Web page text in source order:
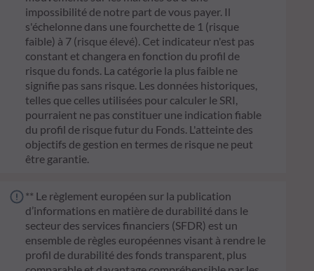
impossibilité de notre part de vous payer. Il
s'échelonne dans une fourchette de 1 (risque
faible) à 7 (risque élevé). Cet indicateur n'est pas
constant et changera en fonction du profil de
risque du fonds. La catégorie la plus faible ne
signifie pas sans risque. Les données historiques,
telles que celles utilisées pour calculer le SRI,
pourraient ne pas constituer une indication fiable
du profil de risque futur du Fonds. L'atteinte des
objectifs de gestion en termes de risque ne peut
être garantie.
** Le règlement européen sur la publication
d’informations en matière de durabilité dans le
secteur des services financiers (SFDR) est un
ensemble de règles européennes visant à rendre le
profil de durabilité des fonds transparent, plus